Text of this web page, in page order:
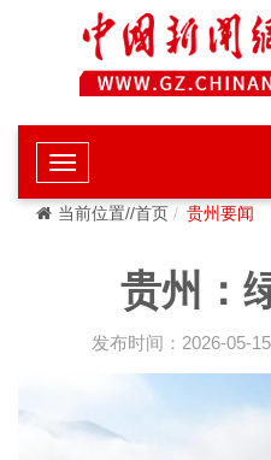
当前位置//首页 贵州要闻
贵州：
发布时间：2026-05-